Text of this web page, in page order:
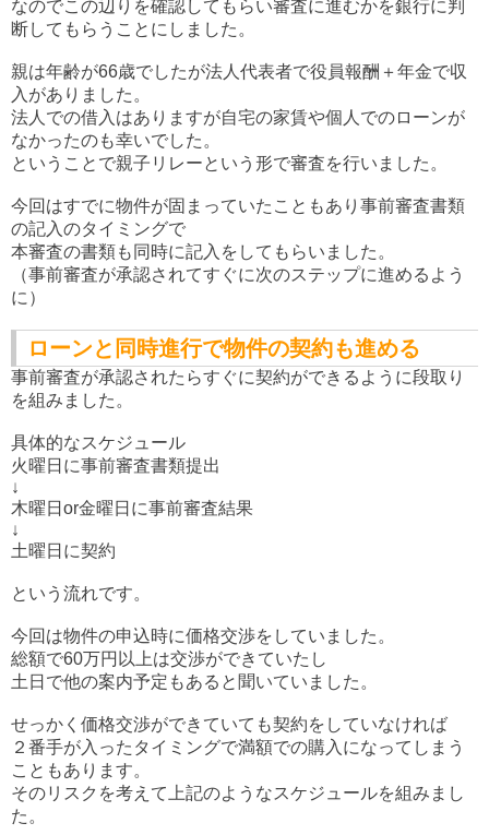
なのでこの辺りを確認してもらい審査に進むかを銀行に判
断してもらうことにしました。
親は年齢が66歳でしたが法人代表者で役員報酬＋年金で収
入がありました。
法人での借入はありますが自宅の家賃や個人でのローンが
なかったのも幸いでした。
ということで親子リレーという形で審査を行いました。
今回はすでに物件が固まっていたこともあり事前審査書類
の記入のタイミングで
本審査の書類も同時に記入をしてもらいました。
（事前審査が承認されてすぐに次のステップに進めるよう
に）
ローンと同時進行で物件の契約も進める
事前審査が承認されたらすぐに契約ができるように段取り
を組みました。
具体的なスケジュール
火曜日に事前審査書類提出
↓
木曜日or金曜日に事前審査結果
↓
土曜日に契約
という流れです。
今回は物件の申込時に価格交渉をしていました。
総額で60万円以上は交渉ができていたし
土日で他の案内予定もあると聞いていました。
せっかく価格交渉ができていても契約をしていなければ
２番手が入ったタイミングで満額での購入になってしまう
こともあります。
そのリスクを考えて上記のようなスケジュールを組みまし
た。